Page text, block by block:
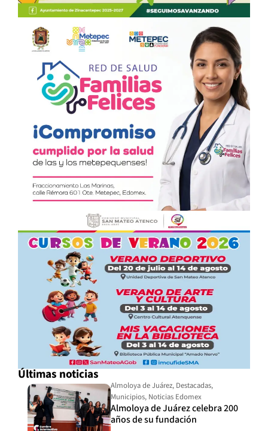
Últimas noticias
Almoloya de Juárez, Destacadas,
Municipios, Noticias Edomex
Almoloya de Juárez celebra 200
años de su fundación